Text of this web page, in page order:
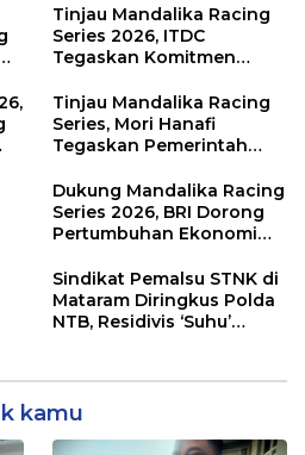
Sirkuit, Bukan Jalan Raya
Tinjau Mandalika Racing
Series 2026, ITDC
Tegaskan Komitmen
Dampak Ekonomi
Kawasan
Tinjau Mandalika Racing
Series, Mori Hanafi
Tegaskan Pemerintah
NTB
Dukung Mandalika Racing
Series 2026, BRI Dorong
Pertumbuhan Ekonomi
Sindikat Pemalsu STNK di
Mataram Diringkus Polda
NTB, Residivis ‘Suhu’
kamu